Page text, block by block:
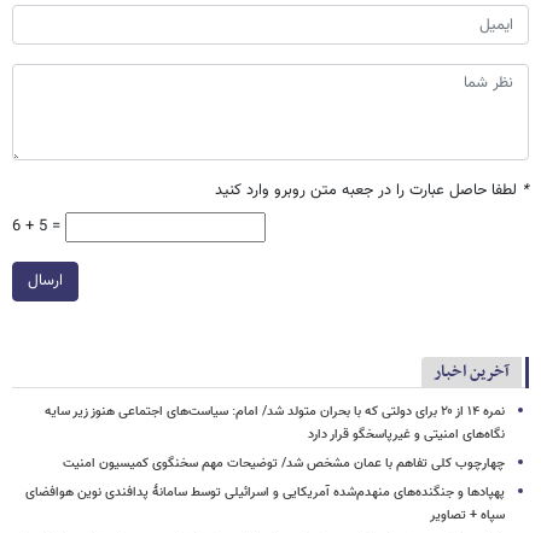
* لطفا حاصل عبارت را در جعبه متن روبرو وارد کنید
6 + 5 =
ارسال
آخرین اخبار
نمره ۱۴ از ۲۰ برای دولتی که با بحران متولد شد/ امام: سیاست‌های اجتماعی هنوز زیر سایه
نگاه‌های امنیتی و غیرپاسخگو قرار دارد
چهارچوب کلی تفاهم با عمان مشخص شد/ توضیحات مهم سخنگوی کمیسیون امنیت
پهپادها و جنگنده‌های منهدم‌شده آمریکایی و اسرائیلی توسط سامانۀ پدافندی نوین هوافضای
سپاه + تصاویر